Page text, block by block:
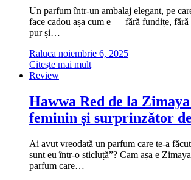
Un parfum într-un ambalaj elegant, pe
face cadou așa cum e — fără fundițe, fără
pur și…
Raluca noiembrie 6, 2025
Citește mai mult
Review
Hawwa Red de la
feminin și surprinzător
Ai avut vreodată un parfum care te-a
sunt eu într-o sticluță”? Cam așa e
parfum care…